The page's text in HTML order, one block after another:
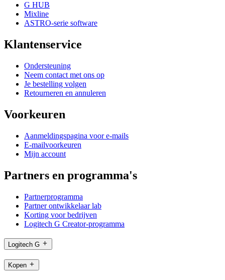
G HUB
Mixline
ASTRO-serie software
Klantenservice
Ondersteuning
Neem contact met ons op
Je bestelling volgen
Retourneren en annuleren
Voorkeuren
Aanmeldingspagina voor e-mails
E-mailvoorkeuren
Mijn account
Partners en programma's
Partnerprogramma
Partner ontwikkelaar lab
Korting voor bedrijven
Logitech G Creator-programma
Logitech G
Kopen